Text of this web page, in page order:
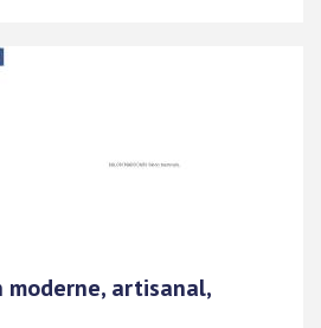
moderne, artisanal,